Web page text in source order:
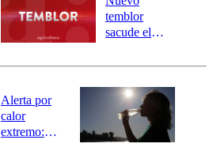
activa
mensajería
SAE
temblor
sacude el
revisa la
epicentro
Alerta por
calor
extremo: